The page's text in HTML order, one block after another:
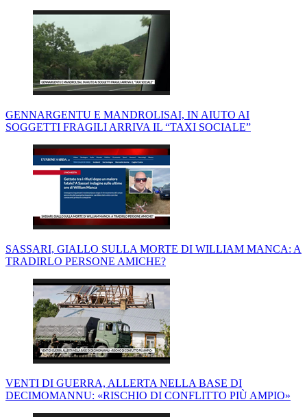
GENNARGENTU E MANDROLISAI, IN AIUTO AI
SOGGETTI FRAGILI ARRIVA IL “TAXI SOCIALE”
SASSARI, GIALLO SULLA MORTE DI WILLIAM MANCA: A
TRADIRLO PERSONE AMICHE?
VENTI DI GUERRA, ALLERTA NELLA BASE DI
DECIMOMANNU: «RISCHIO DI CONFLITTO PIÙ AMPIO»